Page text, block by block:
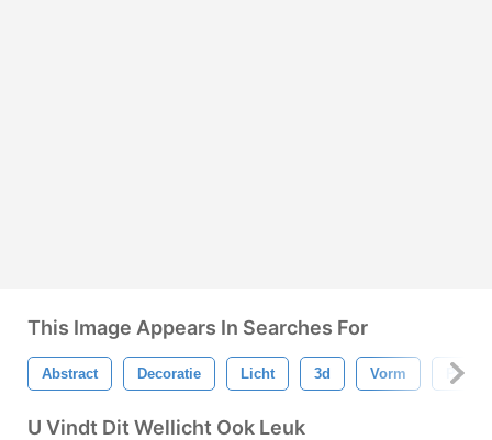
This Image Appears In Searches For
Abstract Decoratie Licht 3d Vorm
U Vindt Dit Wellicht Ook Leuk